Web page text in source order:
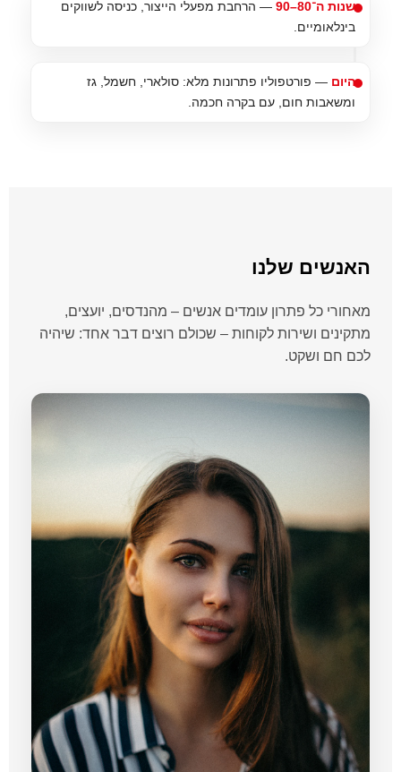
שנות ה־80–90
— הרחבת מפעלי הייצור, כניסה לשווקים
בינלאומיים.
היום — פורטפוליו פתרונות מלא: סולארי, חשמל, גז
ומשאבות חום, עם בקרה חכמה.
האנשים שלנו
מאחורי כל פתרון עומדים אנשים – מהנדסים, יועצים,
מתקינים ושירות לקוחות – שכולם רוצים דבר אחד: שיהיה
לכם חם ושקט.